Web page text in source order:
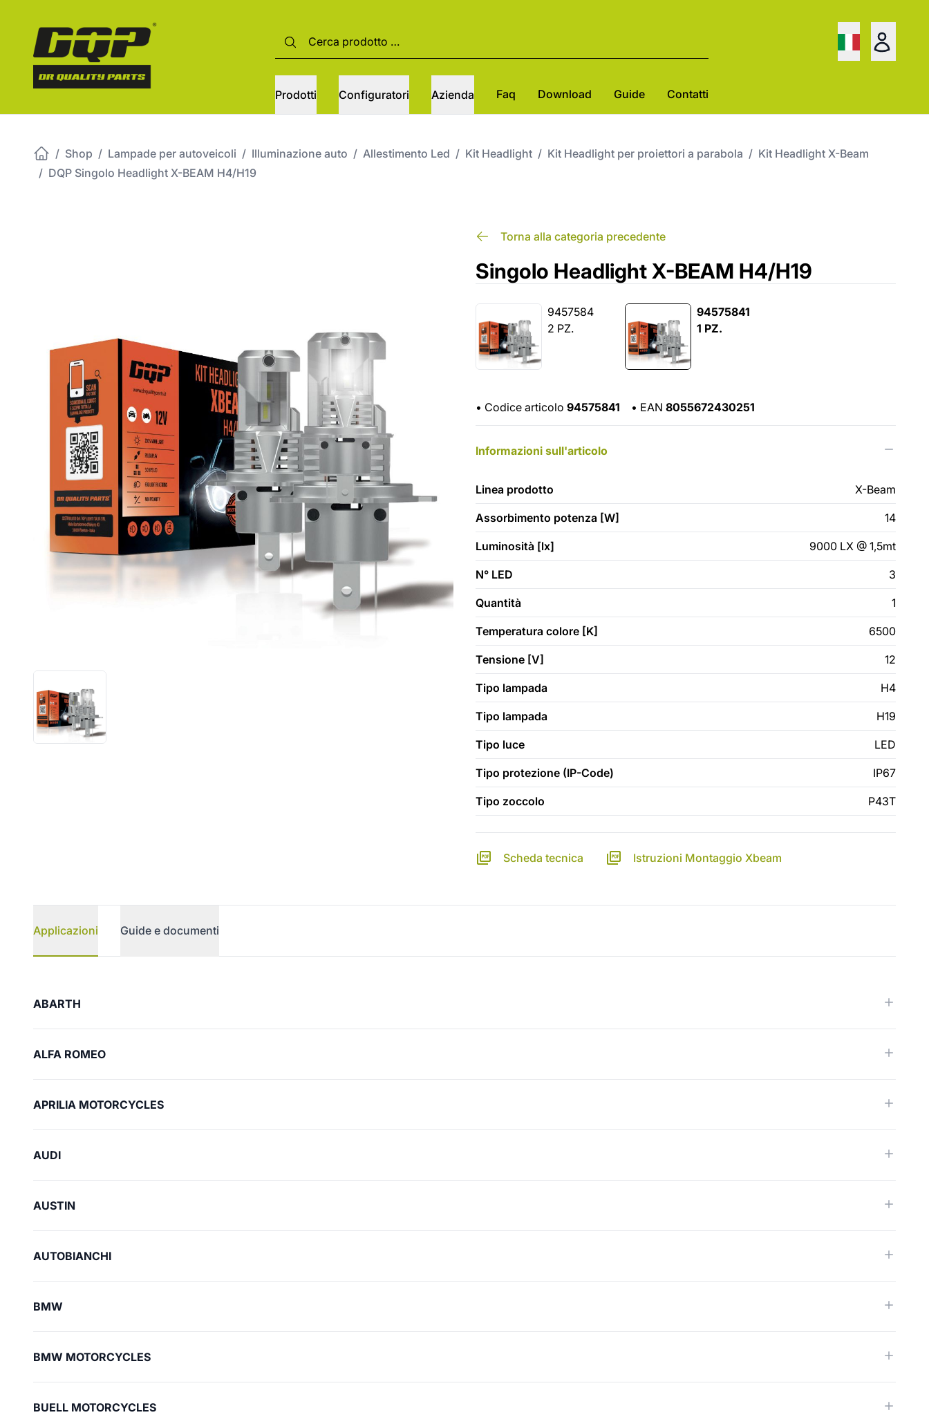
Prodotti Configuratori Azienda Faq Download Guide Contatti
/ Shop / Lampade per autoveicoli / Illuminazione auto / Allestimento Led / Kit Headlight / Kit Headlight per proiettori a parabola / Kit Headlight X-Beam
/ DQP Singolo Headlight X-BEAM H4/H19
Torna alla categoria precedente
Singolo Headlight X-BEAM H4/H19
9457584
2 PZ.
94575841
1 PZ.
• Codice articolo 94575841 • EAN 8055672430251
Informazioni sull'articolo
Linea prodotto X-Beam
Assorbimento potenza [W] 14
Luminosità [lx] 9000 LX @ 1,5mt
N° LED 3
Quantità 1
Temperatura colore [K] 6500
Tensione [V] 12
Tipo lampada H4
Tipo lampada H19
Tipo luce LED
Tipo protezione (IP-Code) IP67
Tipo zoccolo P43T
Scheda tecnica Istruzioni Montaggio Xbeam
Applicazioni Guide e documenti
ABARTH
ALFA ROMEO
APRILIA MOTORCYCLES
AUDI
AUSTIN
AUTOBIANCHI
BMW
BMW MOTORCYCLES
BUELL MOTORCYCLES